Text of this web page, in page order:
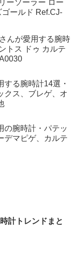
ジ
ーソーラー ロー
ールド Ref.CJ-
んが愛用する腕時
トス ドゥ カルテ
る腕時計14選・
クス、ブレゲ、オ